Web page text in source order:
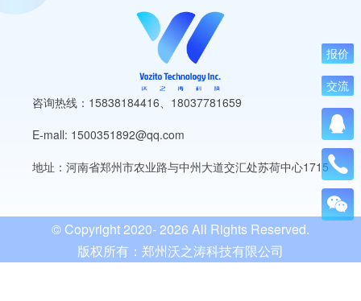
咨询热线：15838184416、 18037781659
E-mall: 1500351892@qq.com
地址：河南省郑州市农业路与中州大道交汇处苏荷中心1715
© Copyright 2020- 2026 All Rights Reserved.
版权所有：郑州沃之涛科技有限公司
报价
交流